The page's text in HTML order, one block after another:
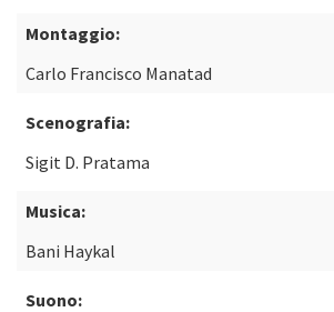
Montaggio:
Carlo Francisco Manatad
Scenografia:
Sigit D. Pratama
Musica:
Bani Haykal
Suono: